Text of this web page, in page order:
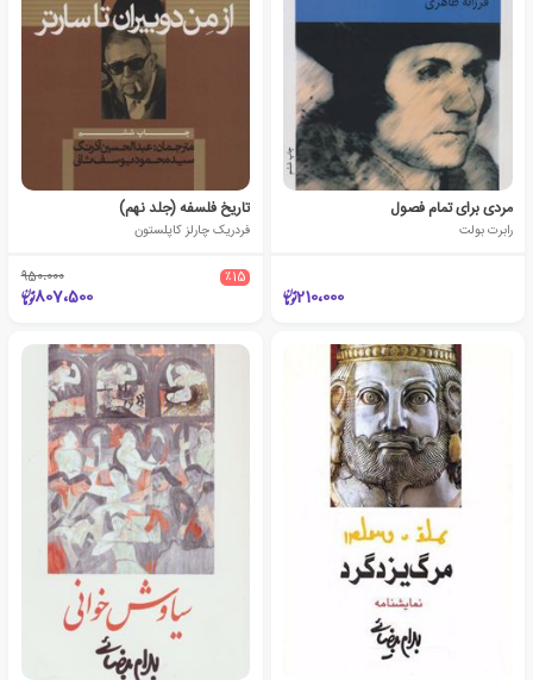
مردی برای تمام فصول
رابرت بولت
210،000
تاریخ فلسفه (جلد نهم)
فردریک چارلز کاپلستون
٪15 950،000
807،500